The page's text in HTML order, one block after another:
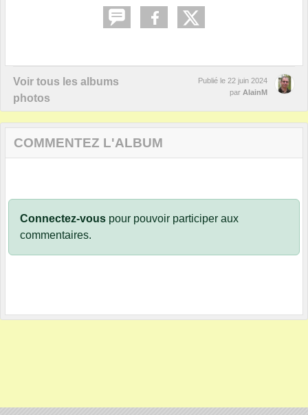
Voir tous les albums
photos
Publié le 22 juin 2024
par AlainM
COMMENTEZ L'ALBUM
Connectez-vous pour pouvoir participer aux
commentaires.